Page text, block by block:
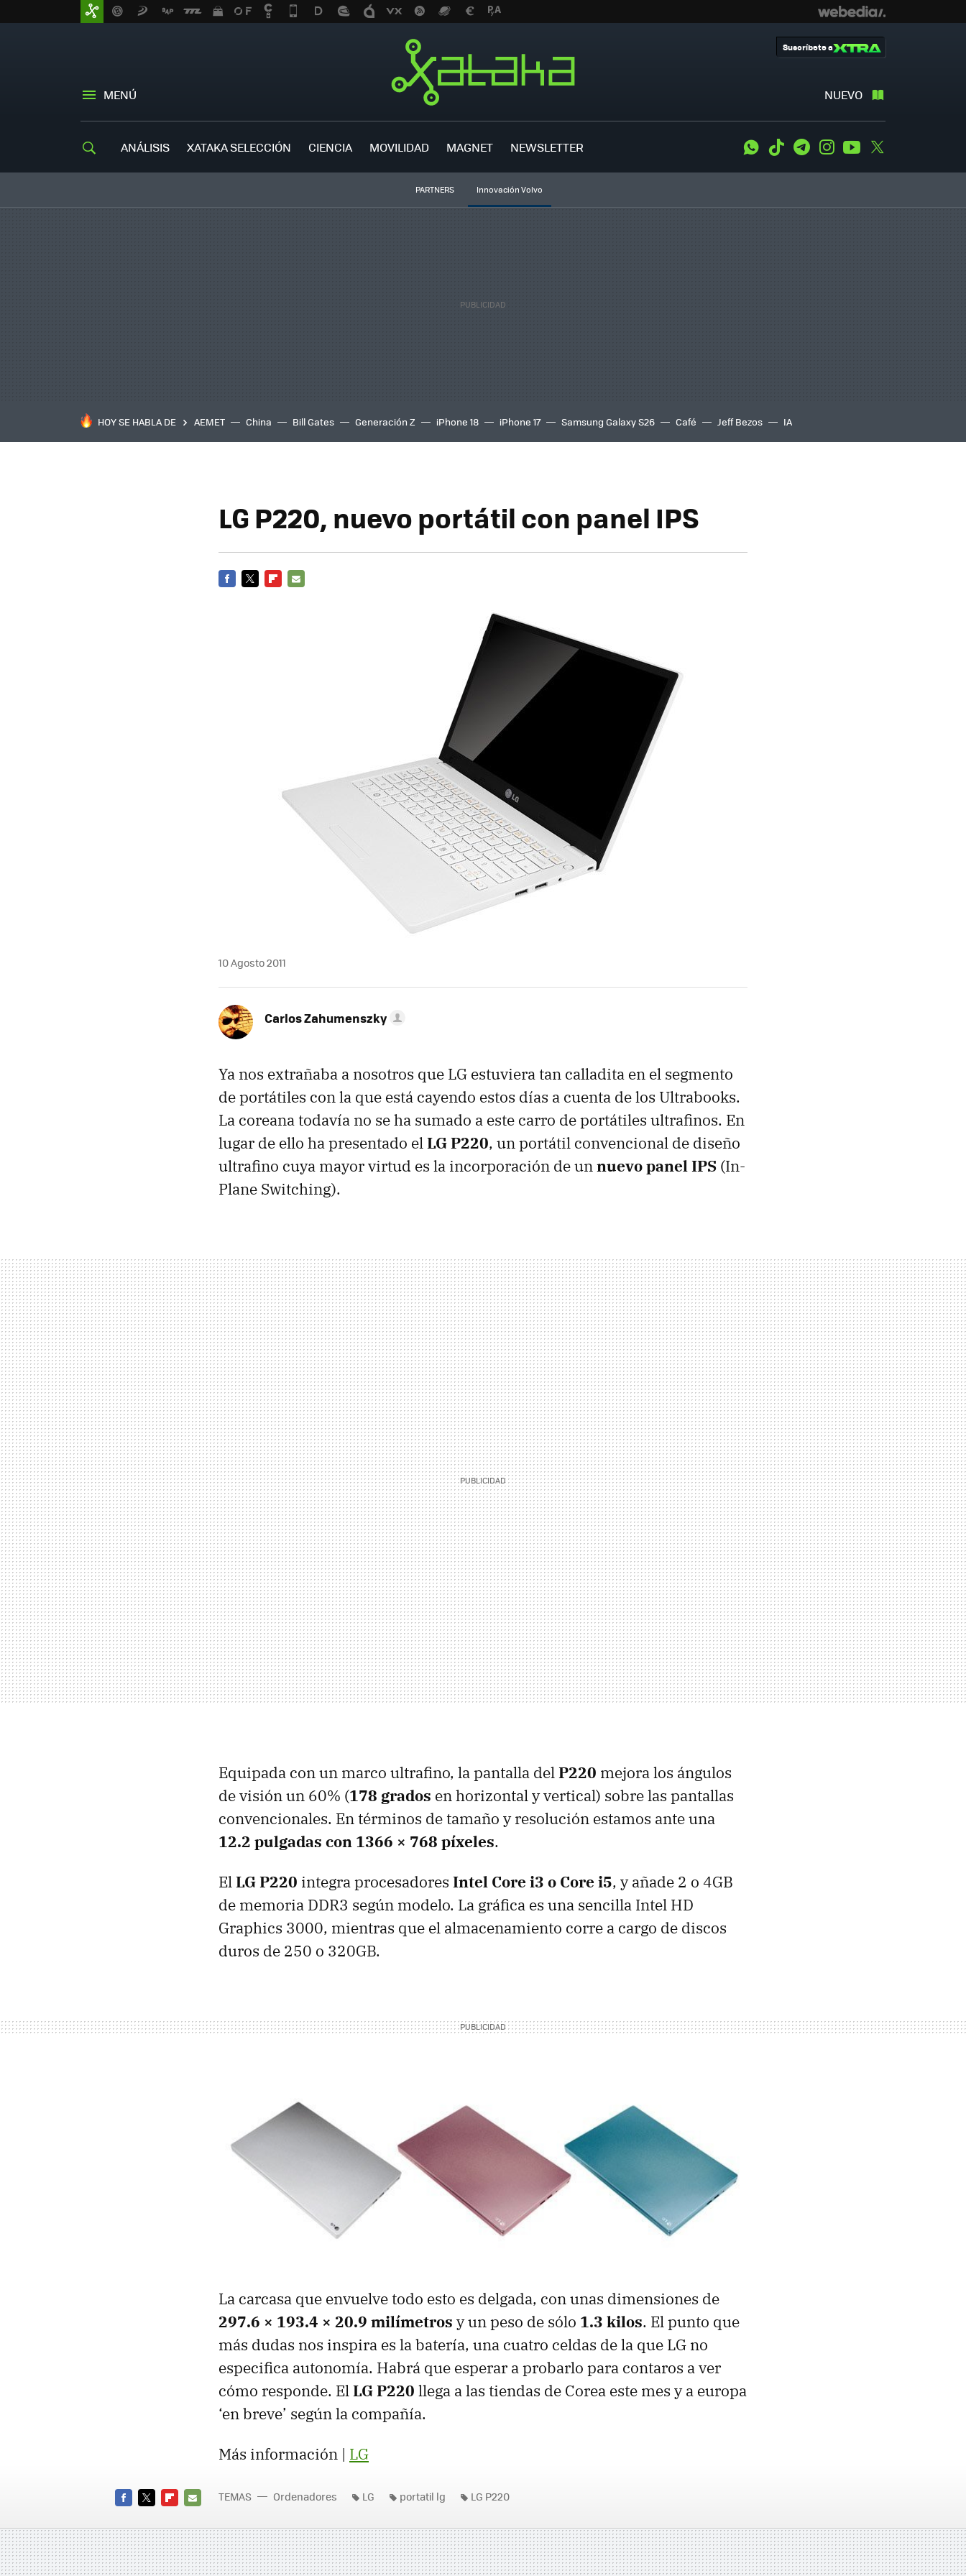
MENÚ NUEVO
Suscríbete a
ANÁLISIS XATAKA SELECCIÓN CIENCIA MOVILIDAD MAGNET NEWSLETTER WhatsApp
Tiktok TelegramInstagramYoutube
PARTNERS Innovación Volvo
HOY SE HABLA DE AEMET China Bill Gates Generación Z iPhone 18 iPhone 17 Samsung Galaxy S26 Café Jeff Bezos IA
LG P220, nuevo portátil con panel IPS
10 Agosto 2011
Carlos Zahumenszky
Ya nos extrañaba a nosotros que LG estuviera tan calladita en el segmento
de portátiles con la que está cayendo estos días a cuenta de los Ultrabooks.
La coreana todavía no se ha sumado a este carro de portátiles ultrafinos. En
lugar de ello ha presentado elLG P220, un portátil convencional de diseño
ultrafino cuya mayor virtud es la incorporación de unnuevo panel IPS (In-
Plane Switching).
Equipada con un marco ultrafino, la pantalla delP220 mejora los ángulos
de visión un 60% (178 grados en horizontal y vertical) sobre las pantallas
convencionales. En términos de tamaño y resolución estamos ante una
12.2 pulgadas con 1366 × 768 píxeles.
ElLG P220 integra procesadores Intel Core i3 o Core i5, y añade 2 o 4GB
de memoria DDR3 según modelo. La gráfica es una sencilla Intel HD
Graphics 3000, mientras que el almacenamiento corre a cargo de discos
duros de 250 o 320GB.
La carcasa que envuelve todo esto es delgada, con unas dimensiones de
297.6 × 193.4 × 20.9 milímetros y un peso de sólo 1.3 kilos. El punto que
más dudas nos inspira es la batería, una cuatro celdas de la que LG no
especifica autonomía. Habrá que esperar a probarlo para contaros a ver
cómo responde. ElLG P220 llega a las tiendas de Corea este mes y a europa
‘en breve’ según la compañía.
Más información | LG
MAIL
TEMAS Ordenadores LG portatil lg LG P220